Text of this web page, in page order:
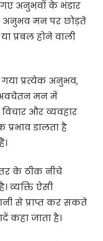
अनुभवों के भंडार
मन पर छोड़ते
प्रबल होने वाली
प्रत्येक अनुभव,
मन में
और व्यवहार
डालता है
के ठीक नीचे
व्यक्ति ऐसी
से प्राप्त कर सकते
कहा जाता है।